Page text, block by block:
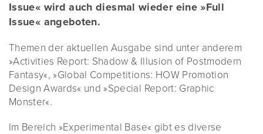
Issue« wird auch diesmal wieder eine »Full
Issue« angeboten.
Themen der aktuellen Ausgabe sind unter anderem
»Activities Report: Shadow & Illusion of Postmodern
Fantasy«, »Global Competitions: HOW Promotion
Design Awards« und »Special Report: Graphic
Monster«.
Im Bereich »Experimental Base« gibt es diverse